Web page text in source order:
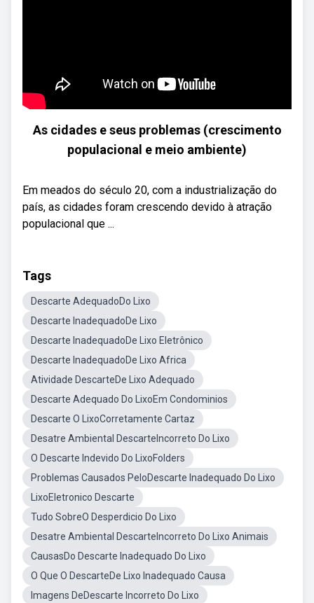
As cidades e seus problemas (crescimento
populacional e meio ambiente)
Em meados do século 20, com a industrialização do
país, as cidades foram crescendo devido à atração
populacional que ...
Tags
Descarte AdequadoDo Lixo
Descarte InadequadoDe Lixo
Descarte InadequadoDe Lixo Eletrônico
Descarte InadequadoDe Lixo Africa
Atividade DescarteDe Lixo Adequado
Descarte Adequado Do LixoEm Condominios
Descarte O LixoCorretamente Cartaz
Desatre Ambiental DescarteIncorreto Do Lixo
O Descarte Indevido Do LixoFolders
Problemas Causados PeloDescarte Inadequado Do Lixo
LixoEletronico Descarte
Tudo SobreO Desperdicio Do Lixo
Desatre Ambiental DescarteIncorreto Do Lixo Animais
CausasDo Descarte Inadequado Do Lixo
O Que O DescarteDe Lixo Inadequado Causa
Imagens DeDescarte Incorreto Do Lixo